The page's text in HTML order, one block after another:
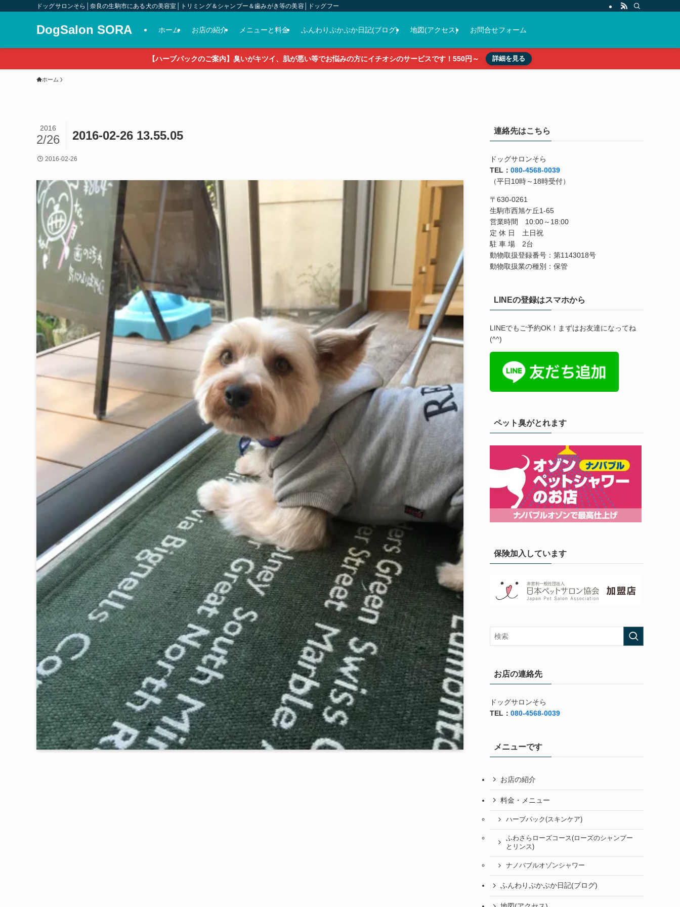
ドッグサロンそら│奈良の生駒市にある犬の美容室│トリミング＆シャンプー＆歯みがき等の美容│ドッグフード＆おやつ＆各種グッズの販売
DogSalon SORA ホーム お店の紹介 メニューと料金 ふんわりぷかぷか日記(ブログ) 地図(アクセス) お問合せフォーム
【ハーブパックのご案内】臭いがキツイ、肌が悪い等でお悩みの方にイチオシのサービスです！550円～ 詳細を見る
ホーム
2016-02-26 13.55.05
2016
2/26
2016-02-26
連絡先はこちら
ドッグサロンそら
TEL： 080-4568-0039
（平日10時～18時受付）
〒630-0261
生駒市西旭ケ丘1-65
営業時間 10:00～18:00
定 休 日 土日祝
駐 車 場 2台
動物取扱登録番号：第1143018号
動物取扱業の種別：保管
LINEの登録はスマホから
LINEでもご予約OK！まずはお友達になってね
(^^)
ペット臭がとれます
保険加入しています
お店の連絡先
ドッグサロンそら
TEL： 080-4568-0039
メニューです
お店の紹介
料金・メニュー
ハーブパック(スキンケア)
ふわさらローズコース(ローズのシャンプー
とリンス)
ナノバブルオゾンシャワー
ふんわりぷかぷか日記(ブログ)